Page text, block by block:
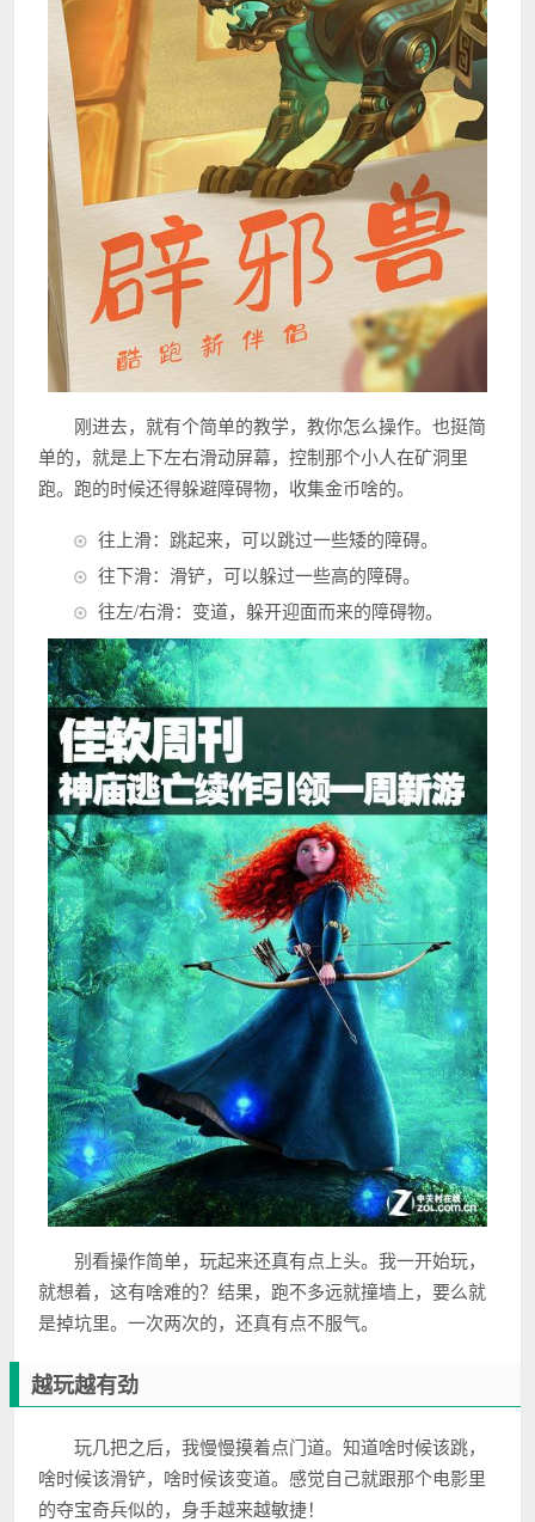
刚进去，就有个简单的教学，教你怎么操作。也挺简
单的，就是上下左右滑动屏幕，控制那个小人在矿洞里
跑。跑的时候还得躲避障碍物，收集金币啥的。
往上滑：跳起来，可以跳过一些矮的障碍。
往下滑：滑铲，可以躲过一些高的障碍。
往左/右滑：变道，躲开迎面而来的障碍物。
别看操作简单，玩起来还真有点上头。我一开始玩，
就想着，这有啥难的？结果，跑不多远就撞墙上，要么就
是掉坑里。一次两次的，还真有点不服气。
越玩越有劲
玩几把之后，我慢慢摸着点门道。知道啥时候该跳，
啥时候该滑铲，啥时候该变道。感觉自己就跟那个电影里
的夺宝奇兵似的，身手越来越敏捷！